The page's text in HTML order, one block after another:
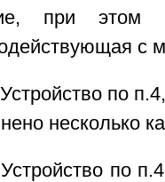
при этом
с
по
несколько
по